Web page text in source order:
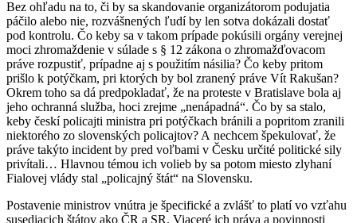
Bez ohľadu na to, či by sa skandovanie organizátorom podujatia
páčilo alebo nie, rozvášnených ľudí by len sotva dokázali dostať
pod kontrolu. Čo keby sa v takom prípade pokúsili orgány verejnej
moci zhromaždenie v súlade s § 12 zákona o zhromažďovacom
práve rozpustiť, prípadne aj s použitím násilia? Čo keby pritom
prišlo k potýčkam, pri ktorých by bol zranený práve Vít Rakušan?
Okrem toho sa dá predpokladať, že na proteste v Bratislave bola aj
jeho ochranná služba, hoci zrejme „nenápadná“. Čo by sa stalo,
keby českí policajti ministra pri potýčkach bránili a popritom zranili
niektorého zo slovenských policajtov? A nechcem špekulovať, že
práve takýto incident by pred voľbami v Česku určité politické sily
privítali… Hlavnou témou ich volieb by sa potom miesto zlyhaní
Fialovej vlády stal „policajný štát“ na Slovensku.
Postavenie ministrov vnútra je špecifické a zvlášť to platí vo vzťahu
susediacich štátov ako ČR a SR. Viaceré ich práva a povinnosti